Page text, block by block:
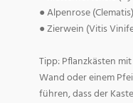
● Alpenrose (Clematis)
● Zierwein (Vitis
Tipp: Pflanzkästen
Wand oder einem
führen, dass der